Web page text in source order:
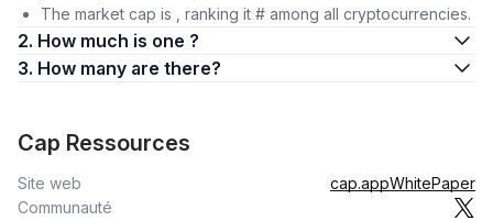
The market cap is , ranking it # among all cryptocurrencies.
2. How much is one ?
3. How many are there?
Cap Ressources
Site web cap.appWhitePaper
Communauté